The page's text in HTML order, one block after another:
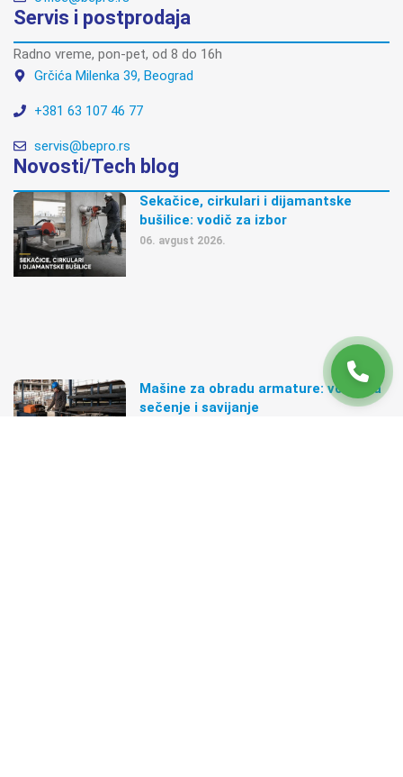
Servis i postprodaja
Radno vreme, pon-pet, od 8 do 16h
Grčića Milenka 39, Beograd
+381 63 107 46 77
servis@bepro.rs
Novosti/Tech blog
Sekačice, cirkulari i dijamantske
bušilice: vodič za izbor
06. avgust 2026.
Mašine za obradu armature: vodič za
sečenje i savijanje